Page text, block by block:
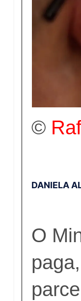
©
DANIELA
O